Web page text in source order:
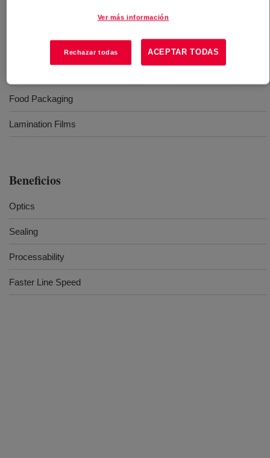
Food Packaging
Lamination Films
Beneficios
Optics
Sealing
Processability
Faster Line Speed
Ver más información
Rechazar todas ACEPTAR TODAS